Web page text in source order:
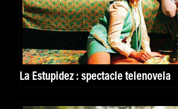
La Estupidez : spectacle telenovela